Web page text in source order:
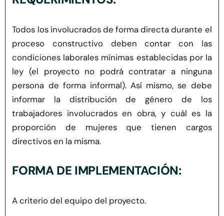
Todos los involucrados de forma directa durante el
proceso constructivo deben contar con las
condiciones laborales mínimas establecidas por la
ley (el proyecto no podrá contratar a ninguna
persona de forma informal).Así mismo, se debe
informar la distribución de género de los
trabajadores involucrados en obra, y cuál es la
proporción de mujeres que tienen cargos
directivos en la misma.
FORMA DE IMPLEMENTACIÓN:
A criterio del equipo del proyecto.